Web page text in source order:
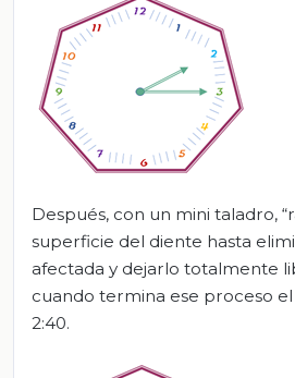
Después, con un mini taladro,
superficie del diente hasta
afectada y dejarlo totalmente
cuando termina ese proceso
2:40.